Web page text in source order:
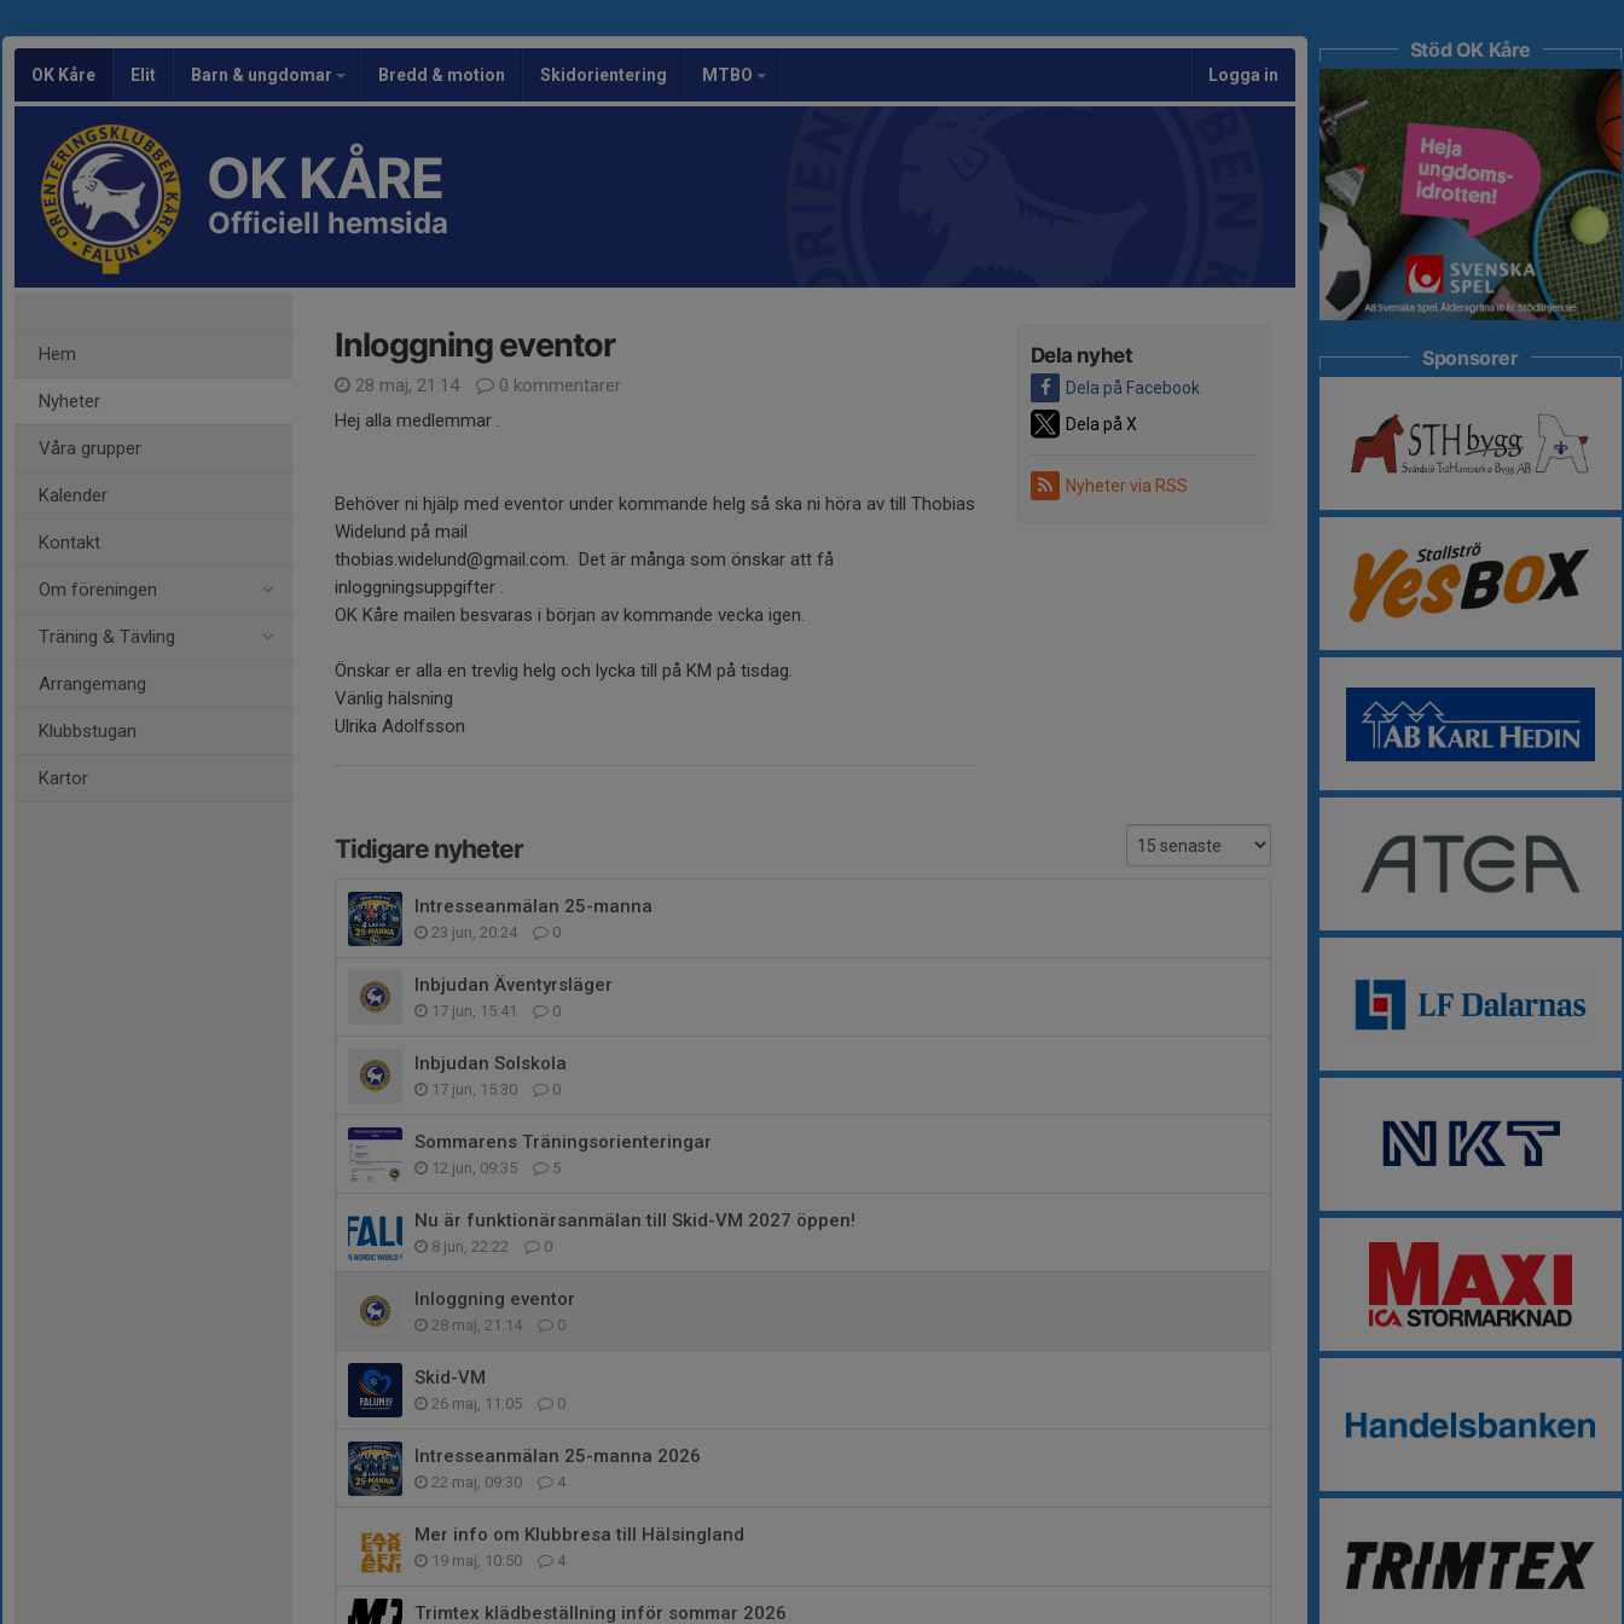
OK Kåre Elit Barn & ungdomar Bredd & motion Skidorientering MTBO Logga in
OK KÅRE
Officiell hemsida
Hem
Nyheter
Våra grupper
Kalender
Kontakt
Om föreningen
Träning & Tävling
Arrangemang
Klubbstugan
Kartor
Dela nyhet
Dela på Facebook
Dela på X
Nyheter via RSS
Inloggning eventor
28 maj, 21:14
0 kommentarer
Hej alla medlemmar .
Behöver ni hjälp med eventor under kommande helg så ska ni höra av till Thobias
Widelund på mail
thobias.widelund@gmail.com. Det är många som önskar att få
inloggningsuppgifter .
OK Kåre mailen besvaras i början av kommande vecka igen.
Önskar er alla en trevlig helg och lycka till på KM på tisdag.
Vänlig hälsning
Ulrika Adolfsson
Tidigare nyheter
Intresseanmälan 25-manna
23 jun, 20:24 0
Inbjudan Äventyrsläger
17 jun, 15:41 0
Inbjudan Solskola
17 jun, 15:30 0
Sommarens Träningsorienteringar
12 jun, 09:35 5
Nu är funktionärsanmälan till Skid-VM 2027 öppen!
8 jun, 22:22 0
Inloggning eventor
28 maj, 21:14 0
Skid-VM
26 maj, 11:05 0
Intresseanmälan 25-manna 2026
22 maj, 09:30 4
Mer info om Klubbresa till Hälsingland
19 maj, 10:50 4
Trimtex klädbeställning inför sommar 2026
Stöd OK Kåre
Sponsorer